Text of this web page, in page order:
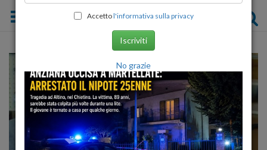
Toggle navigation
Accettol'informativa sulla privacy
Iscriviti
No grazie